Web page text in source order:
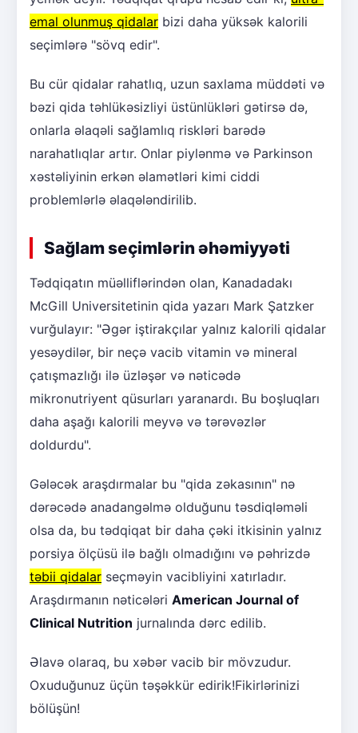
emal olunmuş qidalar bizi daha yüksək kalorili
seçimlərə "sövq edir".
Bu cür qidalar rahatlıq, uzun saxlama müddəti və
bəzi qida təhlükəsizliyi üstünlükləri gətirsə də,
onlarla əlaqəli sağlamlıq riskləri barədə
narahatlıqlar artır. Onlar piylənmə və Parkinson
xəstəliyinin erkən əlamətləri kimi ciddi
problemlərlə əlaqələndirilib.
Sağlam seçimlərin əhəmiyyəti
Tədqiqatın müəlliflərindən olan, Kanadadakı
McGill Universitetinin qida yazarı Mark Şatzker
vurğulayır: "Əgər iştirakçılar yalnız kalorili qidalar
yesəydilər, bir neçə vacib vitamin və mineral
çatışmazlığı ilə üzləşər və nəticədə
mikronutriyent qüsurları yaranardı. Bu boşluqları
daha aşağı kalorili meyvə və tərəvəzlər
doldurdu".
Gələcək araşdırmalar bu "qida zəkasının" nə
dərəcədə anadangəlmə olduğunu təsdiqləməli
olsa da, bu tədqiqat bir daha çəki itkisinin yalnız
porsiya ölçüsü ilə bağlı olmadığını və pəhrizdə
təbii qidalar seçməyin vacibliyini xatırladır.
Araşdırmanın nəticələri American Journal of
Clinical Nutrition jurnalında dərc edilib.
Əlavə olaraq, bu xəbər vacib bir mövzudur.
Oxuduğunuz üçün təşəkkür edirik!Fikirlərinizi
bölüşün!